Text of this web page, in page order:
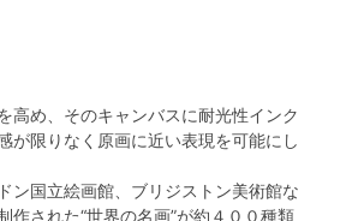
高め、そのキャンバスに耐光性インク
が限りなく原画に近い表現を可能にし
ン国立絵画館、ブリジストン美術館な
された“世界の名画”が約４００種類